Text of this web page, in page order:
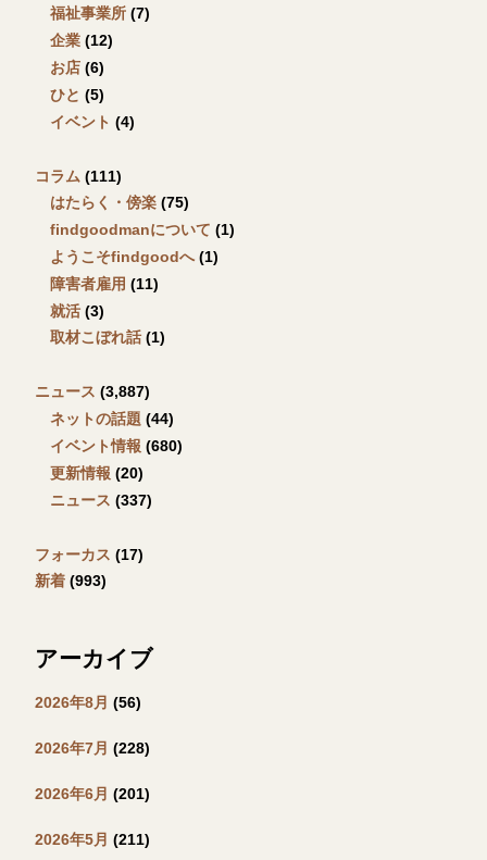
福祉事業所 (7)
企業 (12)
お店 (6)
ひと (5)
イベント (4)
コラム (111)
はたらく・傍楽 (75)
findgoodmanについて (1)
ようこそfindgoodへ (1)
障害者雇用 (11)
就活 (3)
取材こぼれ話 (1)
ニュース (3,887)
ネットの話題 (44)
イベント情報 (680)
更新情報 (20)
ニュース (337)
フォーカス (17)
新着 (993)
アーカイブ
2026年8月 (56)
2026年7月 (228)
2026年6月 (201)
2026年5月 (211)